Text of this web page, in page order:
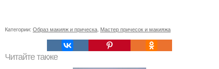
Категории: Образ макияж и прическа Мастер причесок и макияжа
Читайте также